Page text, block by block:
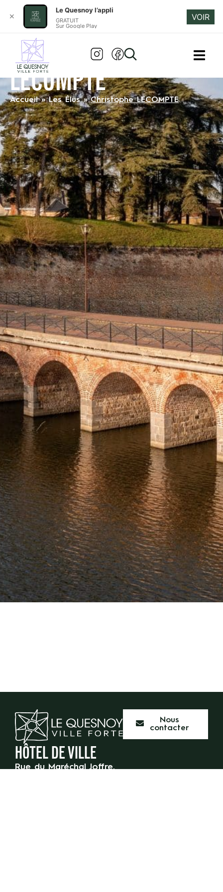
CHRISTOPHE
LECOMPTE
Accueil»Les Élus»Christophe LECOMPTE
Nous
contacter
HÔTEL DE VILLE
Rue du Maréchal Joffre,
✕
Le Quesnoy l’appli
GRATUIT
Sur Google Play
VOIR